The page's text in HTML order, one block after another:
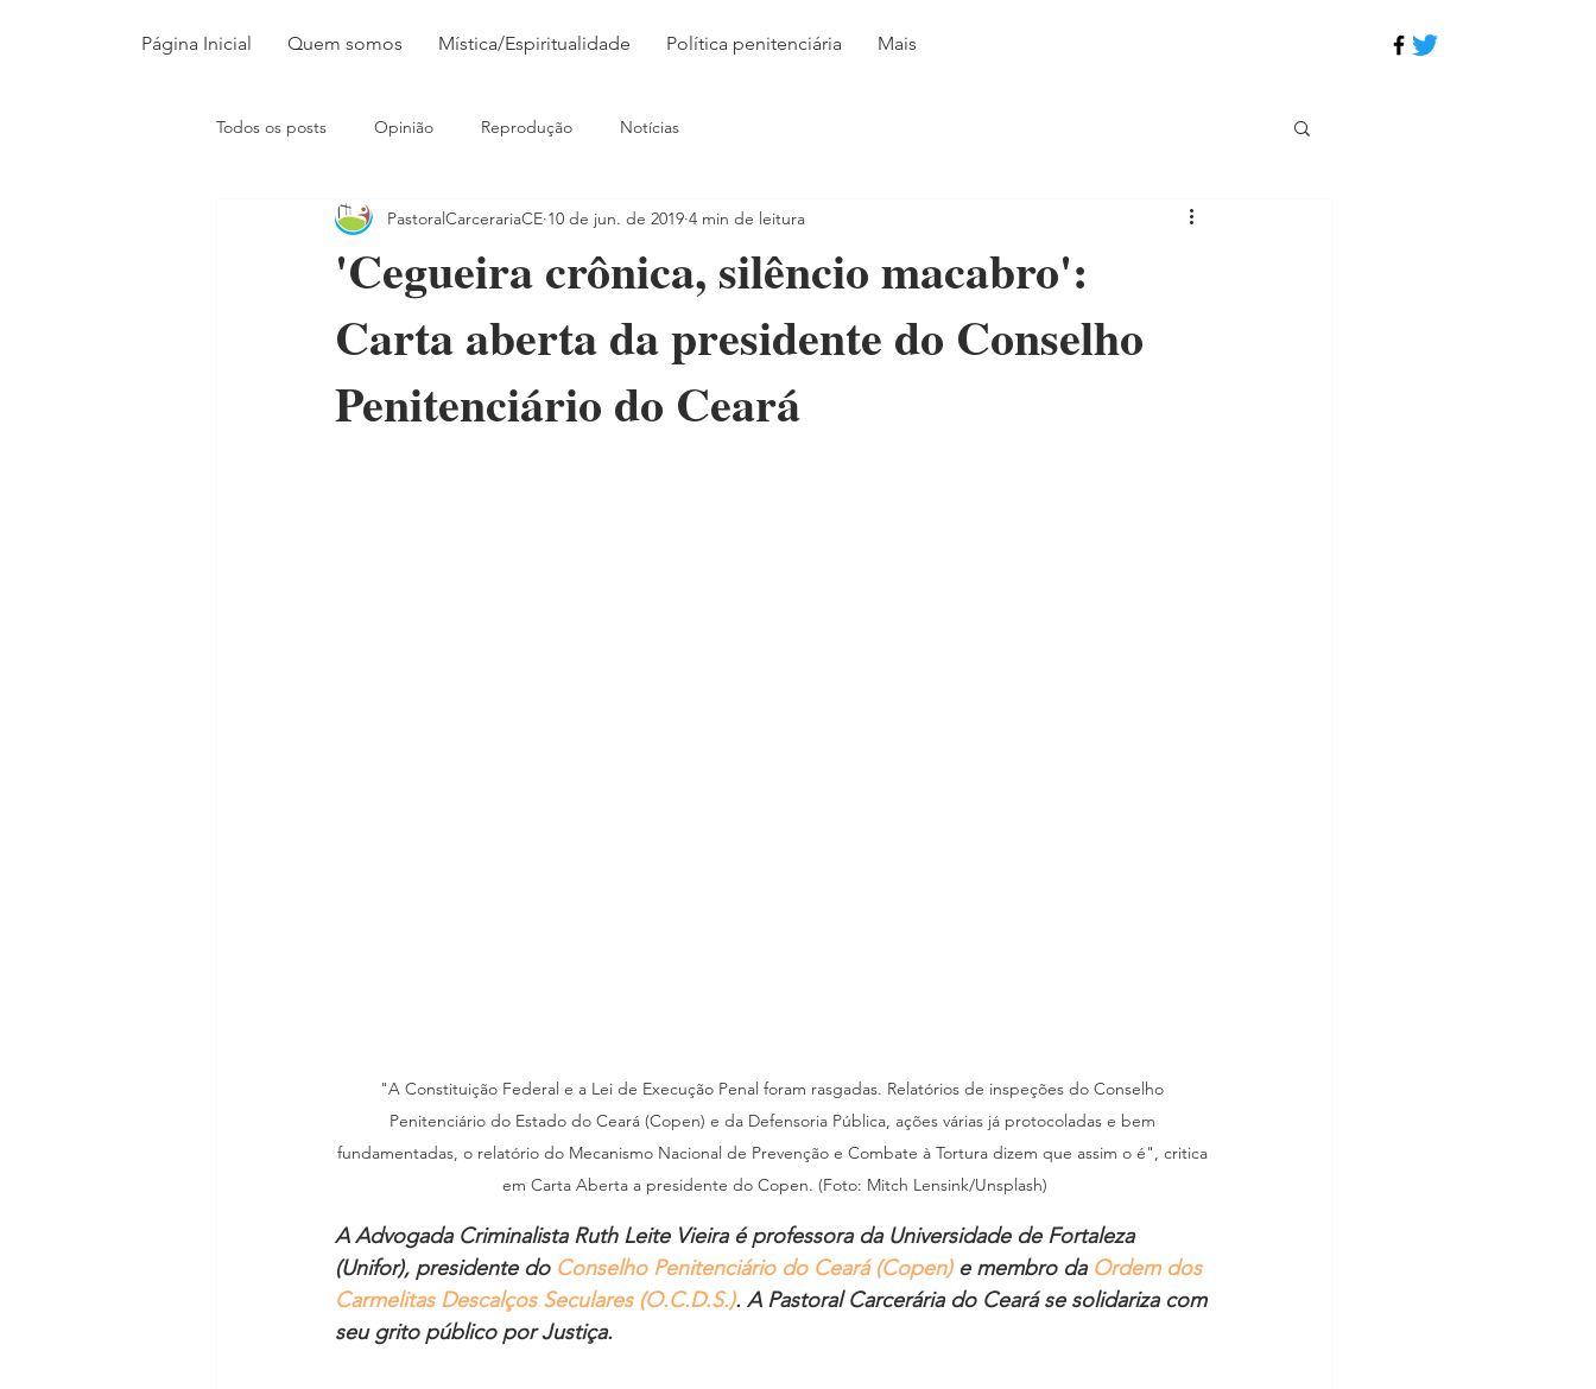
Página Inicial Quem somos Mística/Espiritualidade Política penitenciária Mais
Todos os posts Opinião Reprodução Notícias
'Cegueira crônica, silêncio macabro':
Carta aberta da presidente do Conselho
Penitenciário do Ceará
PastoralCarcerariaCE 10 de jun. de 2019 4 min de leitura
"A Constituição Federal e a Lei de Execução Penal foram rasgadas. Relatórios de inspeções do Conselho
Penitenciário do Estado do Ceará (Copen) e da Defensoria Pública, ações várias já protocoladas e bem
fundamentadas, o relatório do Mecanismo Nacional de Prevenção e Combate à Tortura dizem que assim o é", critica
em Carta Aberta a presidente do Copen. (Foto: Mitch Lensink/Unsplash)
A Advogada Criminalista Ruth Leite Vieira é professora da Universidade de Fortaleza
(Unifor), presidente do Conselho Penitenciário do Ceará (Copen) e membro da Ordem dos
Carmelitas Descalços Seculares (O.C.D.S.). A Pastoral Carcerária do Ceará se solidariza com
seu grito público por Justiça.